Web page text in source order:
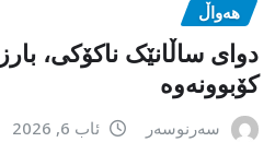
هەواڵ
دوای ساڵانێک ناکۆکی،
کۆبوونەوە
سەرنوسەر ئاب 6, 2026